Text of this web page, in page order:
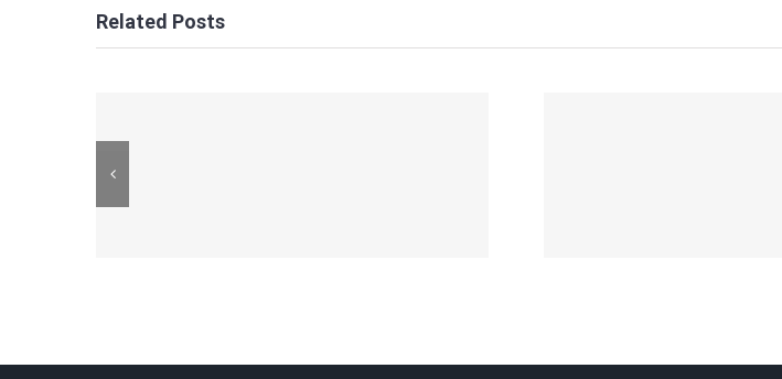
Related Posts